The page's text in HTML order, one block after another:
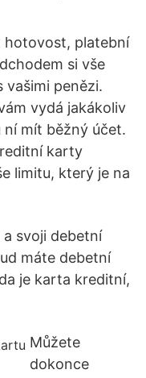
hotovost, platební
si vše
vašimi penězi.
vydá jakákoliv
mít běžný účet.
karty
limitu, který je na
svoji debetní
máte debetní
je karta kreditní,
Můžete
dokonce